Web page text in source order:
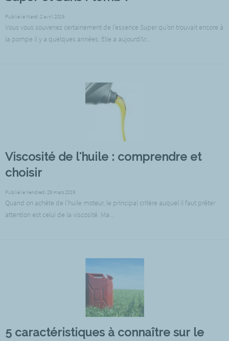
Publié le Mardi 2 avril 2019
Vous vous souvenez certainement de l’essence Super qu’on trouvait encore à
la pompe il y a quelques années. Elle a aujourd&r...
Viscosité de l'huile : comprendre et
choisir
Publié le Vendredi 29 mars 2019
Quand on achète de l’huile moteur, le principal critère auquel il faut prêter
attention est celui de la viscosité. Ma...
5 caractéristiques à connaître sur le